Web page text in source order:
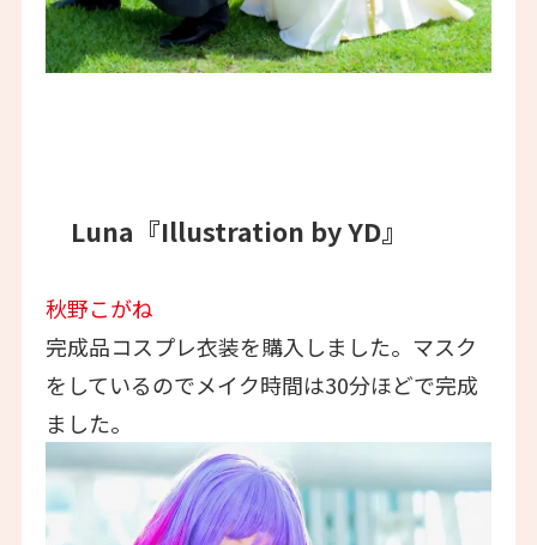
Luna『Illustration by YD』
秋野こがね
完成品コスプレ衣装を購入しました。マスク
をしているのでメイク時間は30分ほどで完成
ました。